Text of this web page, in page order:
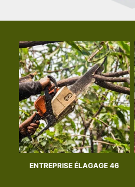
ENTREPRISE ÉLAGAGE 46